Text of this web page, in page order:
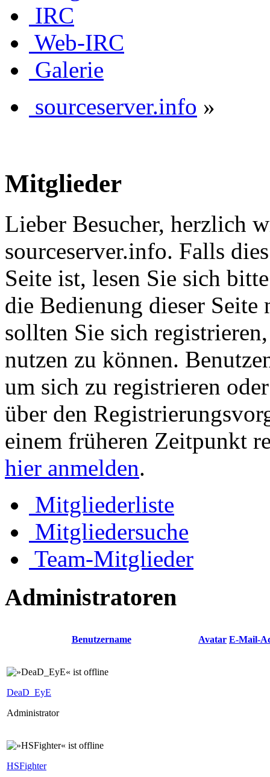
IRC
Web-IRC
Galerie
sourceserver.info »
Mitglieder
Lieber Besucher, herzlich
sourceserver.info. Falls
Seite ist, lesen Sie sich
die Bedienung dieser Seite
sollten Sie sich
nutzen zu können.
um sich zu registrieren
über den
einem früheren Zeitpunkt
hier anmelden.
Mitgliederliste
Mitgliedersuche
Team-Mitglieder
Administratoren
Benutzername Avatar E-Mail-
DeaD_EyE
Administrator
HSFighter